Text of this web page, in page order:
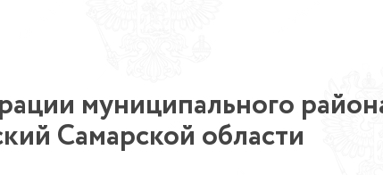
муниципального
Самарской области